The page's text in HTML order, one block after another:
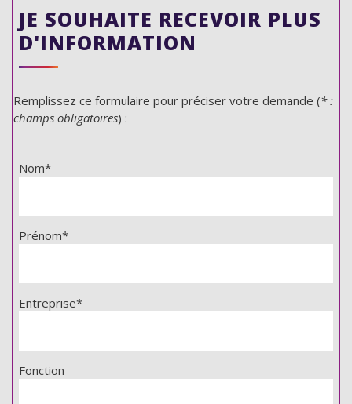
JE SOUHAITE RECEVOIR PLUS
D'INFORMATION
Remplissez ce formulaire pour préciser votre demande (* :
champs obligatoires) :
Nom*
Prénom*
Entreprise*
Fonction